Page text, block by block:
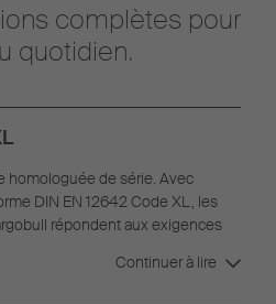
complètes pour
quotidien.
homologuée de série. Avec
DIN EN 12642 Code XL, les
répondent aux exigences
Continuer à lire